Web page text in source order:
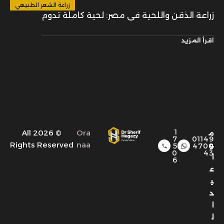
زراعة الشعر الطبيعي
زراعة الذقن واللحية في مصر: لحية كاملة تدوم
اقرأ المزيد
م
و
ا
ع
ي
د
ل
01149
4700
43
1
7
5
0
6
Ora
naa
© 2026 All
Rights Reserved